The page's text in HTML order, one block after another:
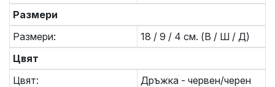
Размери
Размери:
18 / 9 / 4 см. (В / Ш / Д)
Цвят
Цвят:
Дръжка - червен/черен